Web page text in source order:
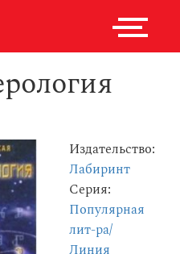
Издательство:
Лабиринт
Серия:
Популярная
лит-ра/